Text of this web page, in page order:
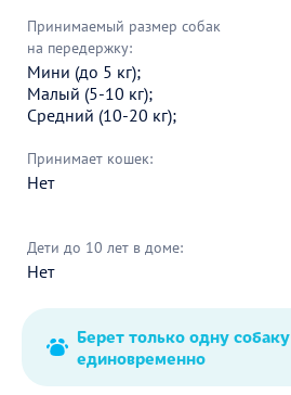
Принимаемый размер собак
на передержку:
Мини (до 5 кг);
Малый (5-10 кг);
Средний (10-20 кг);
Принимает кошек:
Нет
Дети до 10 лет в доме:
Нет
Берет только одну собаку
единовременно